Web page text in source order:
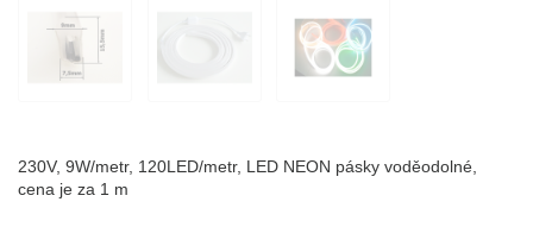
230V, 9W/metr, 120LED/metr, LED NEON pásky voděodolné,
cena je za 1 m